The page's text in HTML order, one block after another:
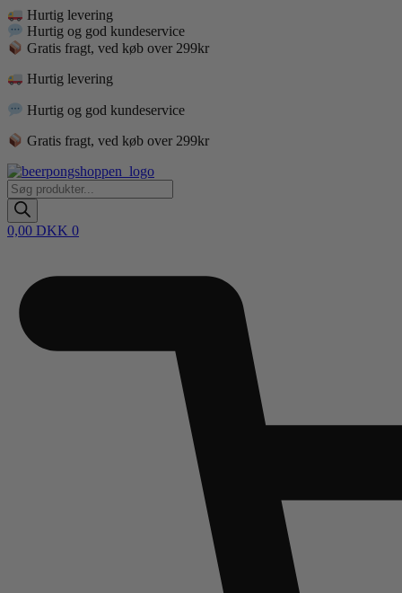
Videre
til
indhold
Hurtig levering
Hurtig og god kundeservice
Gratis fragt, ved køb over 299kr
Hurtig levering
Hurtig og god kundeservice
Gratis fragt, ved køb over 299kr
Products
search
0,00 DKK 0